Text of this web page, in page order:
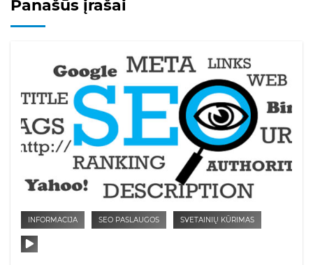
Panašūs įrašai
INFORMACIJA SEO PASLAUGOS SVETAINIŲ KŪRIMAS